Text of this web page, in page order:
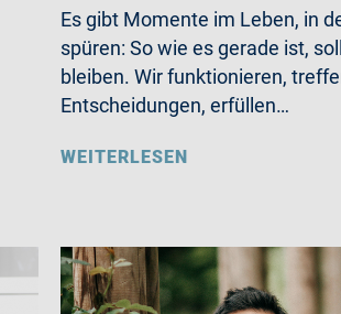
Es gibt Momente im Leben, in
spüren: So wie es gerade ist,
bleiben. Wir funktionieren,
Entscheidungen, erfüllen…
WEITERLESEN